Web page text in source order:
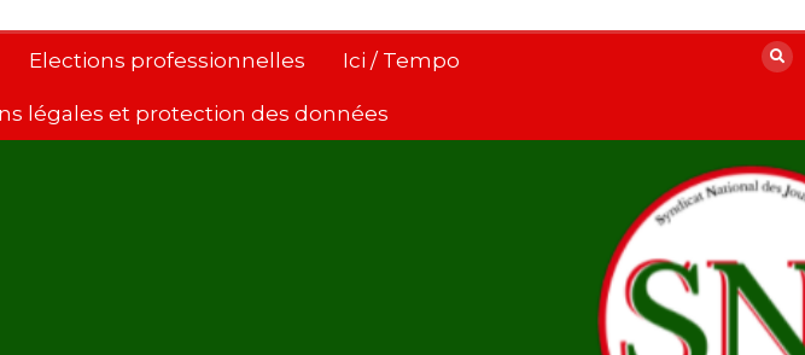
Elections professionnelles Ici / Tempo
légales et protection des données